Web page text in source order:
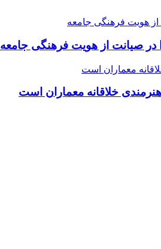
در صیانت از هویت فرهنگی جامعه
خلاقانه معماران است